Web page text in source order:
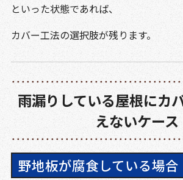
といった状態であれば、
カバー工法の選択肢が残ります。
雨漏りしている屋根にカ
えないケース
野地板が腐食している場合